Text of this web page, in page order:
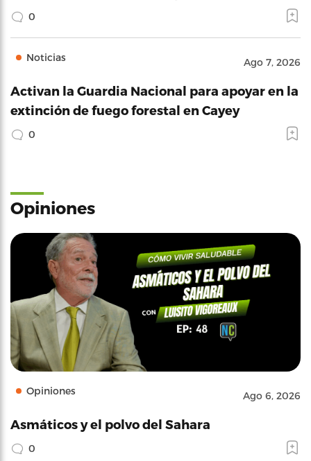
0
Noticias Ago 7, 2026
Activan la Guardia Nacional para apoyar en la
extinción de fuego forestal en Cayey
0
Opiniones
Opiniones Ago 6, 2026
Asmáticos y el polvo del Sahara
0